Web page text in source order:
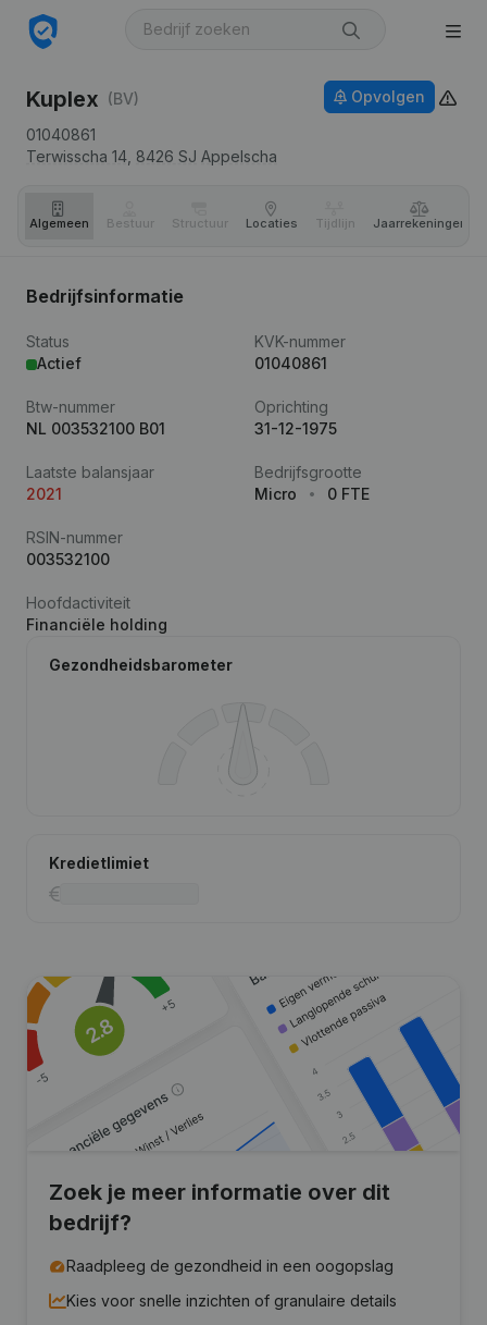
Kuplex (BV)
01040861
Terwisscha 14, 8426 SJ Appelscha
Opvolgen
Algemeen Bestuur Structuur Locaties Tijdlijn Jaar­rekeningen
Bedrijfsinformatie
Status
Actief
KVK-nummer
01040861
Btw-nummer
NL 003532100 B01
Oprichting
31-12-1975
Laatste balansjaar
2021
Bedrijfsgrootte
Micro
0 FTE
RSIN-nummer
003532100
Hoofdactiviteit
Financiële holding
Gezondheidsbarometer
Kredietlimiet
Zoek je meer informatie over dit
bedrijf?
Raadpleeg de gezondheid in een oogopslag
Kies voor snelle inzichten of granulaire details